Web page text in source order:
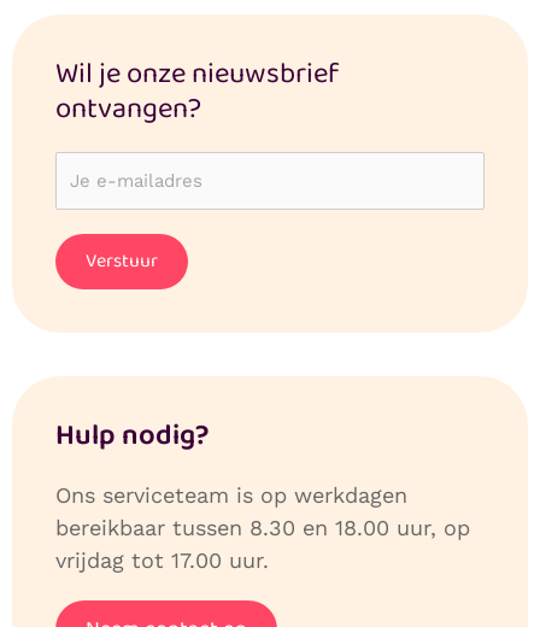
Wil je onze nieuwsbrief
ontvangen?
Hulp nodig?
Ons serviceteam is op werkdagen
bereikbaar tussen 8.30 en 18.00 uur, op
vrijdag tot 17.00 uur.